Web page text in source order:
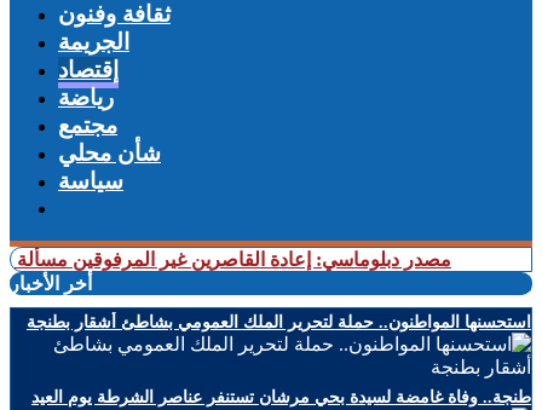
ثقافة وفنون
الجريمة
إقتصاد
رياضة
مجتمع
شأن محلي
سياسة
+ مصدر دبلوماسي: إعادة القاصرين غير المرفوقين مسألة مبدأ
أخر الأخبار
استحسنها المواطنون.. حملة لتحرير الملك العمومي بشاطئ أشقار بطنجة
طنجة.. وفاة غامضة لسيدة بحي مرشان تستنفر عناصر الشرطة يوم العيد